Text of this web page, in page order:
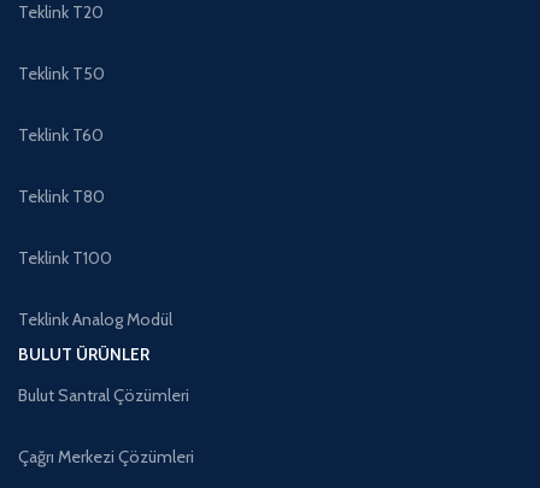
Teklink T20
Teklink T50
Teklink T60
Teklink T80
Teklink T100
Teklink Analog Modül
BULUT ÜRÜNLER
Bulut Santral Çözümleri
Çağrı Merkezi Çözümleri